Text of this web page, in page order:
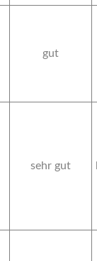
gut
sehr gut